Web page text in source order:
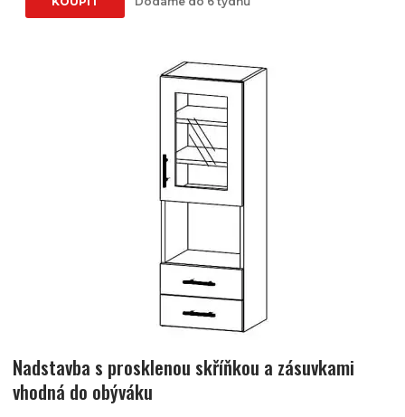
Nadstavba s prosklenou skříňkou a zásuvkami
vhodná do obýváku